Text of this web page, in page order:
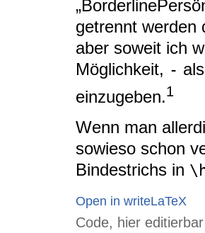
getrennt werden
aber soweit ich
Möglichkeit, -
einzugeben.1
Wenn man
sowieso schon
Bindestrichs in
Open in writeLaTeX
Code, hier